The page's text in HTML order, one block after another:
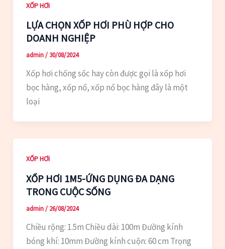
XỐP HƠI
LỰA CHỌN XỐP HƠI PHÙ HỢP CHO
DOANH NGHIỆP
admin/ 30/08/2024
Xốp hơi chống sốc hay còn được gọi là xốp hơi
bọc hàng, xốp nổ, xốp nổ bọc hàng đây là một
loại
XỐP HƠI
XỐP HƠI 1M5-ỨNG DỤNG ĐA DẠNG
TRONG CUỘC SỐNG
admin/ 26/08/2024
Chiều rộng: 1.5m Chiều dài: 100m Đường kính
bóng khí: 10mm Đường kính cuộn: 60 cm Trọng